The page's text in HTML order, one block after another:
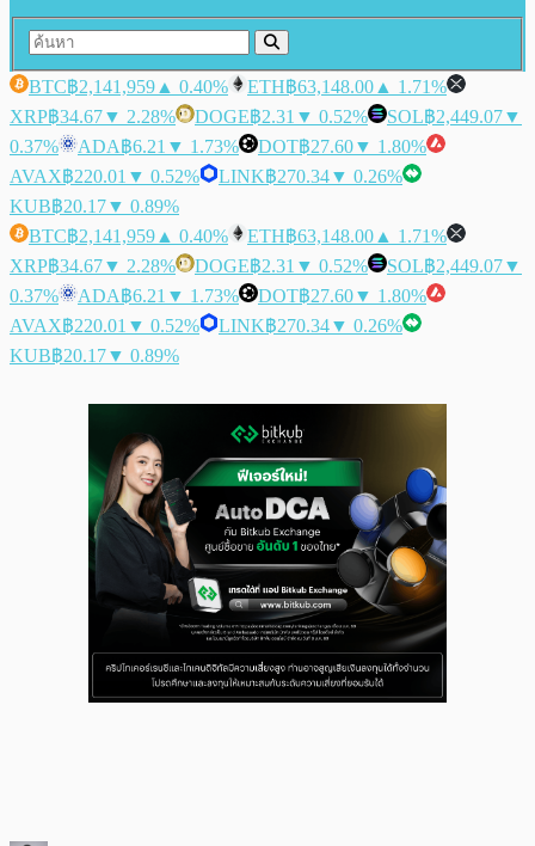
BTC฿2,141,959 ▲ 0.40% ETH฿63,148.00 ▲ 1.71%
XRP฿34.67▼ 2.28% DOGE฿2.31 ▼ 0.52% SOL฿2,449.07▼
0.37%
ADA฿6.21 ▼ 1.73% DOT฿27.60▼ 1.80%
AVAX฿220.01 ▼ 0.52% LINK฿270.34▼ 0.26%
KUB฿20.17▼ 0.89%
BTC฿2,141,959 ▲ 0.40% ETH฿63,148.00 ▲ 1.71%
XRP฿34.67▼ 2.28% DOGE฿2.31 ▼ 0.52% SOL฿2,449.07▼
0.37%
ADA฿6.21 ▼ 1.73% DOT฿27.60▼ 1.80%
AVAX฿220.01 ▼ 0.52% LINK฿270.34▼ 0.26%
KUB฿20.17▼ 0.89%